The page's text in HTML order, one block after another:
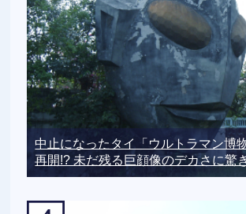
中止になったタイ「ウルトラマン博
再開!? 未だ残る巨顔像のデカさに驚